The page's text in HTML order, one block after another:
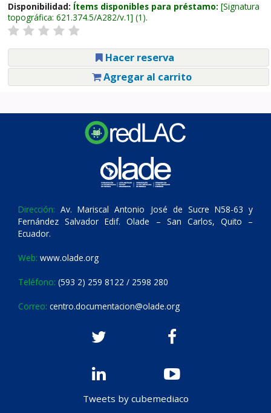
Disponibilidad: Ítems disponibles para préstamo: Signatura
topográfica: 621.374.5/A282/v.1 (1).
Hacer reserva
Agregar al carrito
Dirección: Av. Mariscal Antonio José de Sucre N58-63 y
Fernández Salvador Edif. Olade – San Carlos, Quito –
Ecuador.
Web: www.olade.org
Teléfono: (593 2) 259 8122 / 2598 280
Correo: centro.documentacion@olade.org
Tweets by cubemediaco